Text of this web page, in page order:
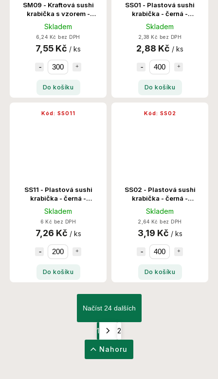
SM09 - Kraftová sushi
krabička s vzorem -
242x153x24x50 300
Set/Krt
Skladem
6,24 Kč bez DPH
7,55 Kč / ks
Do košíku
SS01 - Plastová sushi
krabička - černá -
161x96x50x50 400
Set/Krt
Skladem
2,38 Kč bez DPH
2,88 Kč / ks
Do košíku
SS11 - Plastová sushi
krabička - černá -
260x186x50x50 200
Set/Krt
Skladem
6 Kč bez DPH
7,26 Kč / ks
Do košíku
Kód: SS011
SS02 - Plastová sushi
krabička - černá -
217x92x50x50 400
Set/Krt
Skladem
2,64 Kč bez DPH
3,19 Kč / ks
Do košíku
Kód: SS02
Načíst 24 dalších
1 2
Nahoru